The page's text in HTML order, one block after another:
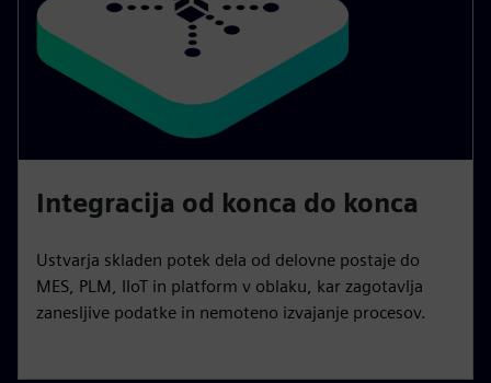
Integracija od konca do konca
Ustvarja skladen potek dela od delovne postaje do
MES, PLM, IIoT in platform v oblaku, kar zagotavlja
zanesljive podatke in nemoteno izvajanje procesov.